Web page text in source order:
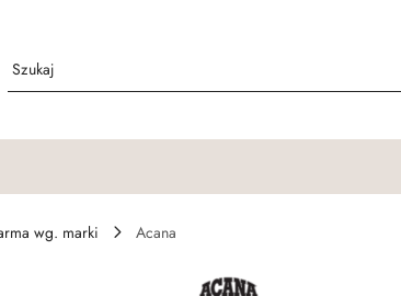
wg. marki
Acana
NAZWA
PRODUCENTA: